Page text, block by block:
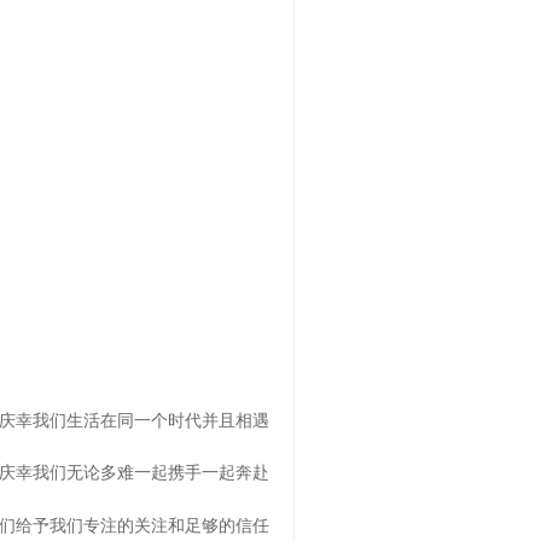
幸我们生活在同一个时代并且相遇
幸我们无论多难一起携手一起奔赴
给予我们专注的关注和足够的信任